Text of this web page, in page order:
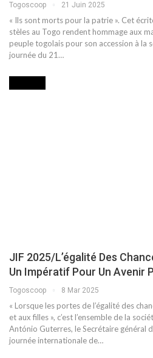
Togoscoop 21 Juin 2025
« Ils sont morts pour la patrie ». Cet
stèles au Togo rendent hommage aux
peuple togolais pour son accession à la
journée du 21…
JIF 2025/L’égalité Des
Un Impératif Pour Un Avenir
Togoscoop 8 Mar 2025
« Lorsque les portes de l’égalité des
et aux filles », c’est l’ensemble de la
António Guterres, le Secrétaire général
journée internationale de…